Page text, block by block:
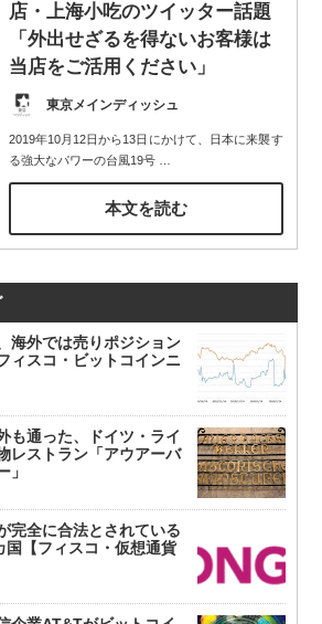
店・上海小吃のツイッター話題
「外出せざるを得ないお客様は
当店をご活用ください」
東京メインディッシュ
2019年10月12日から13日にかけて、日本に来襲す
る強大なパワーの台風19号…
本文を読む
海外では売りポジション
ィスコ・ビットコインニ
も通った、ドイツ・ライ
レストラン「アウアーバ
」
完全に合法とされている
国【フィスコ・仮想通貨